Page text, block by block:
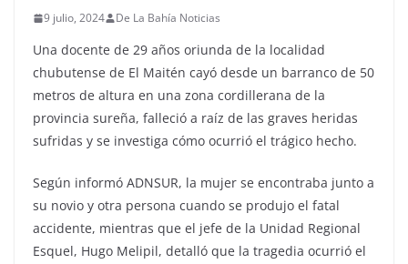
9 julio, 2024 De La Bahía Noticias
Una docente de 29 años oriunda de la localidad
chubutense de El Maitén cayó desde un barranco de 50
metros de altura en una zona cordillerana de la
provincia sureña, falleció a raíz de las graves heridas
sufridas y se investiga cómo ocurrió el trágico hecho.
Según informó ADNSUR, la mujer se encontraba junto a
su novio y otra persona cuando se produjo el fatal
accidente, mientras que el jefe de la Unidad Regional
Esquel, Hugo Melipil, detalló que la tragedia ocurrió el